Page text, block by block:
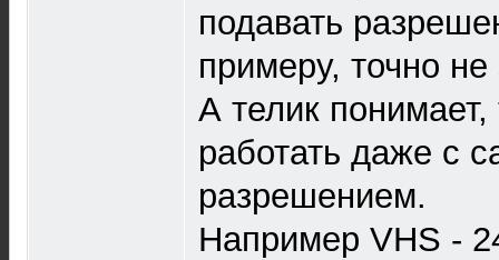
подавать
примеру, точно
А телик
работать даже с
разрешением.
Например VHS -